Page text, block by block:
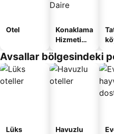
Otel
Konaklama
Hizmeti
Apart
Daire
Avsallar bölgesindeki
Lüks
Havuzlu